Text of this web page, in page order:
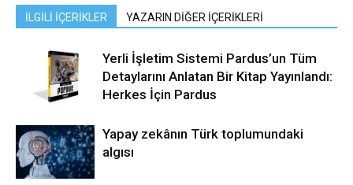
İLGİLİ İÇERİKLER YAZARIN DİĞER İÇERİKLERİ
Yerli İşletim Sistemi Pardus’un Tüm
Detaylarını Anlatan Bir Kitap Yayınlandı:
Herkes İçin Pardus
Yapay zekânın Türk toplumundaki
algısı